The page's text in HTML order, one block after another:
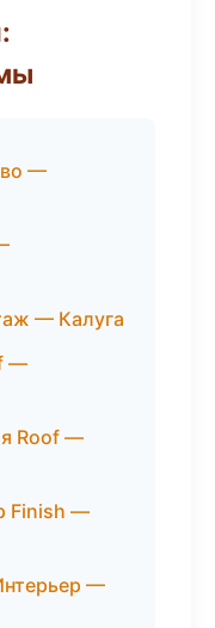
—
— Калуга
—
Roof —
Finish —
—